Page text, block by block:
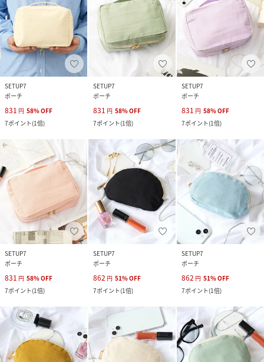
SETUP7
ポーチ
831 円 58%OFF
7ポイント(1倍)
SETUP7
ポーチ
831 円 58%OFF
7ポイント(1倍)
SETUP7
ポーチ
831 円 58%OFF
7ポイント(1倍)
SETUP7
ポーチ
831 円 58%OFF
7ポイント(1倍)
SETUP7
ポーチ
862 円 51%OFF
7ポイント(1倍)
SETUP7
ポーチ
862 円 51%OFF
7ポイント(1倍)